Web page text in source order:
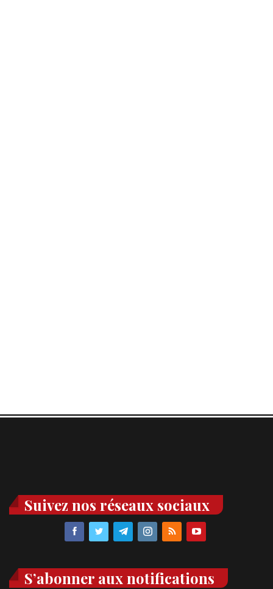
Suivez nos réseaux sociaux
S’abonner aux notifications